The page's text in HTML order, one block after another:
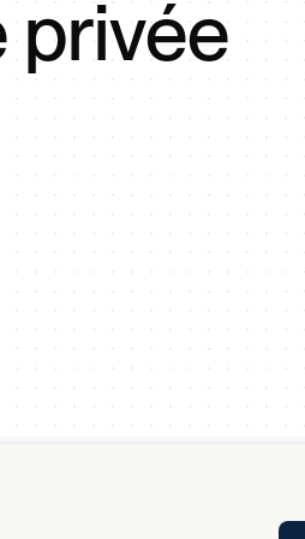
privée